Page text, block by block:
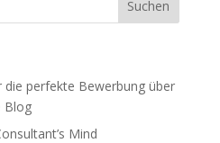
perfekte Bewerbung über
Blog
Mind